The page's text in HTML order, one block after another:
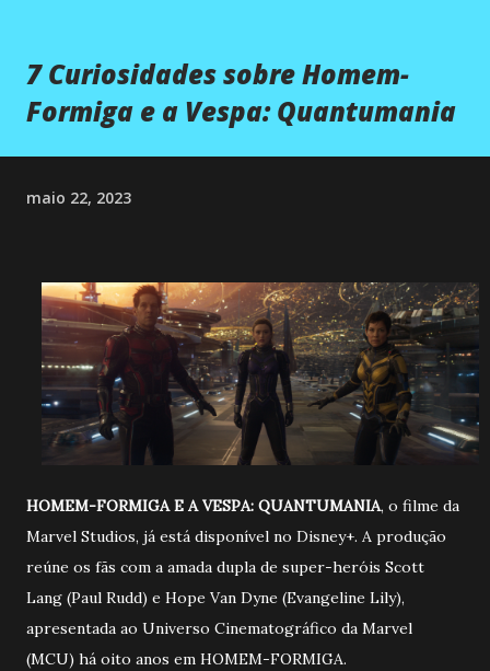
7 Curiosidades sobre Homem-
Formiga e a Vespa: Quantumania
maio 22, 2023
HOMEM-FORMIGA E A VESPA: QUANTUMANIA, o filme da
Marvel Studios, já está disponível no Disney+. A produção
reúne os fãs com a amada dupla de super-heróis Scott
Lang (Paul Rudd) e Hope Van Dyne (Evangeline Lily),
apresentada ao Universo Cinematográfico da Marvel
(MCU) há oito anos em HOMEM-FORMIGA.